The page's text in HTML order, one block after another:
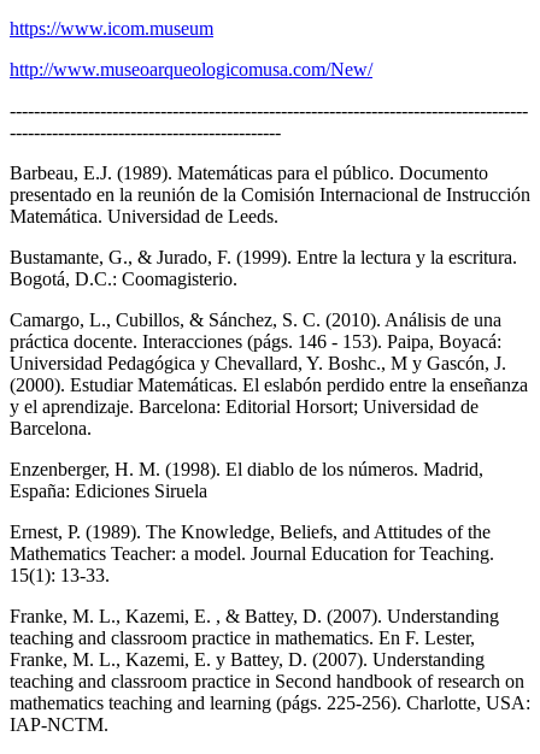
https://www.icom.museum
http://www.museoarqueologicomusa.com/New/
--------------------------------------------------------------------------------------
---------------------------------------------
Barbeau, E.J. (1989). Matemáticas para el público. Documento
presentado en la reunión de la Comisión Internacional de Instrucción
Matemática. Universidad de Leeds.
Bustamante, G., & Jurado, F. (1999). Entre la lectura y la escritura.
Bogotá, D.C.: Coomagisterio.
Camargo, L., Cubillos, & Sánchez, S. C. (2010). Análisis de una
práctica docente. Interacciones (págs. 146 - 153). Paipa, Boyacá:
Universidad Pedagógica y Chevallard, Y. Boshc., M y Gascón, J.
(2000). Estudiar Matemáticas. El eslabón perdido entre la enseñanza
y el aprendizaje. Barcelona: Editorial Horsort; Universidad de
Barcelona.
Enzenberger, H. M. (1998). El diablo de los números. Madrid,
España: Ediciones Siruela
Ernest, P. (1989). The Knowledge, Beliefs, and Attitudes of the
Mathematics Teacher: a model. Journal Education for Teaching.
15(1): 13-33.
Franke, M. L., Kazemi, E. , & Battey, D. (2007). Understanding
teaching and classroom practice in mathematics. En F. Lester,
Franke, M. L., Kazemi, E. y Battey, D. (2007). Understanding
teaching and classroom practice in Second handbook of research on
mathematics teaching and learning (págs. 225-256). Charlotte, USA:
IAP-NCTM.